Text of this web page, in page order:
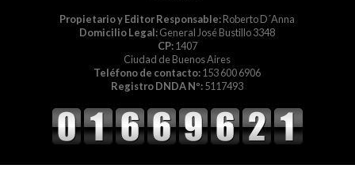
Propietario y Editor Responsable:Roberto D´Anna
Domicilio Legal:General José Bustillo 3348
CP:1407
Ciudad de Buenos Aires
Teléfono de contacto:153 600 6906
Registro DNDA Nº:5117493